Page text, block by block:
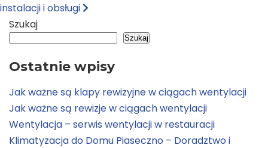
instalacji i obsługi
Szukaj
Szukaj
Ostatnie wpisy
Jak ważne są klapy rewizyjne w ciągach wentylacji
Jak ważne są rewizje w ciągach wentylacji
Wentylacja – serwis wentylacji w restauracji
Klimatyzacja do Domu Piaseczno – Doradztwo i